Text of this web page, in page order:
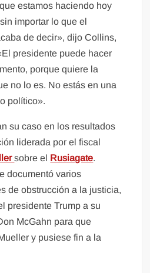
estamos haciendo hoy
importar lo que el
de decir», dijo Collins,
presidente puede hacer
porque quiere la
no lo es. No estás en una
político».
su caso en los resultados
liderada por el fiscal
sobre el Rusiagate.
documentó varios
de obstrucción a la justicia,
presidente Trump a su
McGahn para que
y pusiese fin a la